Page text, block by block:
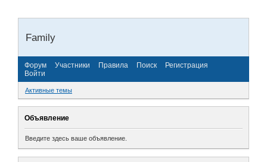
Family
Форум Участники Правила Поиск
Регистрация
Войти
Активные темы
Объявление
Введите здесь ваше объявление.